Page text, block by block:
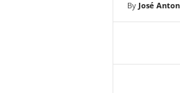
By José